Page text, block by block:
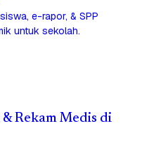
e-rapor, & SPP
untuk sekolah.
Rekam Medis di